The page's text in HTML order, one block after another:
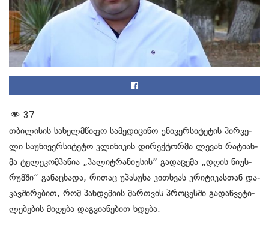
37
თბი­ლი­სის სა­ხელ­მწი­ფო სა­მე­დი­ცი­ნო უნი­ვერ­სი­ტე­ტის პირ­ვე­
ლი სა­უ­ნი­ვერ­სი­ტე­ტო კლი­ნი­კის დი­რექ­ტორ­მა ლე­ვან რა­ტი­ან­
მა ტე­ლე­კომ­პა­ნია „პა­ლიტ­რა­ნი­უ­სის” გა­და­ცე­მა „დღის ნი­უს­
რუმ­ში“ გა­ნა­ცხა­და, რი­თაც უპა­სუ­ხა კი­თხვას კრი­ტი­კას­თან და­
კავ­ში­რე­ბით, რომ პან­დე­მი­ის მარ­თვის პრო­ცეს­ში გა­დაწ­ვე­ტი­
ლე­ბე­ბის მი­ღე­ბა დაგ­ვი­ა­ნე­ბით ხდე­ბა.